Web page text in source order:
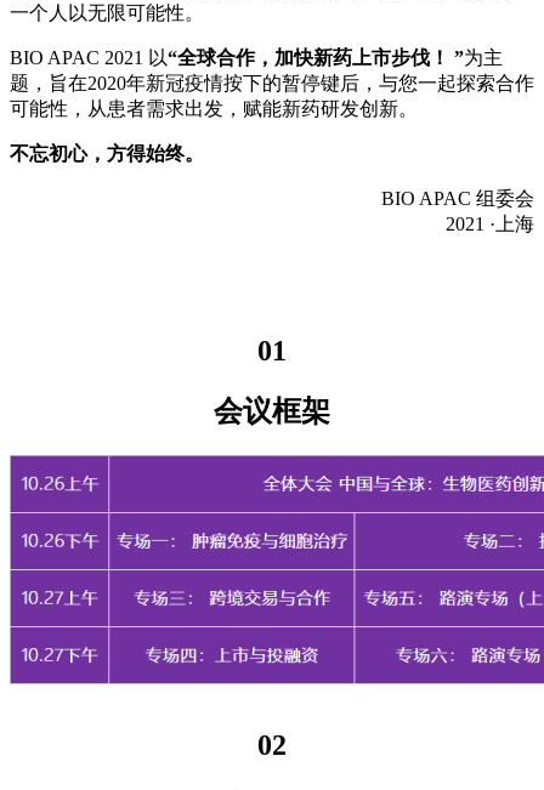
一个人以无限可能性。
BIO APAC 2021 以“全球合作，加快新药上市步伐！ ”为主
题，旨在2020年新冠疫情按下的暂停键后，与您一起探索合作
可能性，从患者需求出发，赋能新药研发创新。
不忘初心，方得始终。
BIO APAC 组委会
2021 ·上海
01
会议框架
02